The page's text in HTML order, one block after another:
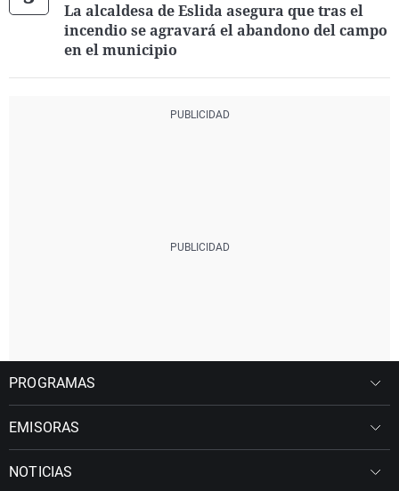
La alcaldesa de Eslida asegura que tras el
incendio se agravará el abandono del campo
en el municipio
PROGRAMAS
EMISORAS
NOTICIAS